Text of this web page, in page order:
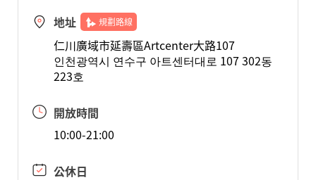
地址 規劃路線
仁川廣域市延壽區Artcenter大路107
인천광역시 연수구 아트센터대로 107 302동
223호
開放時間
10:00-21:00
公休日